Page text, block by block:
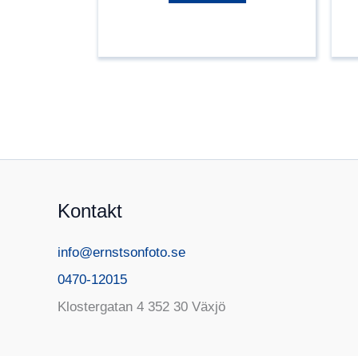
Kontakt
info@ernstsonfoto.se
0470-12015
Klostergatan 4 352 30 Växjö